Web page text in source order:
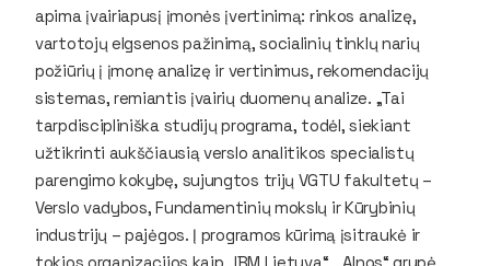
apima įvairiapusį įmonės įvertinimą: rinkos analizę,
vartotojų elgsenos pažinimą, socialinių tinklų narių
požiūrių į įmonę analizę ir vertinimus, rekomendacijų
sistemas, remiantis įvairių duomenų analize. „Tai
tarpdiscipliniška studijų programa, todėl, siekiant
užtikrinti aukščiausią verslo analitikos specialistų
parengimo kokybę, sujungtos trijų VGTU fakultetų –
Verslo vadybos, Fundamentinių mokslų ir Kūrybinių
industrijų – pajėgos. Į programos kūrimą įsitraukė ir